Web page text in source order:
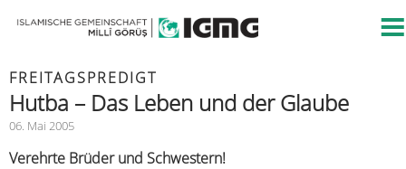
FREITAGSPREDIGT
Hutba – Das Leben und der Glaube
06. Mai 2005
Verehrte Brüder und Schwestern!